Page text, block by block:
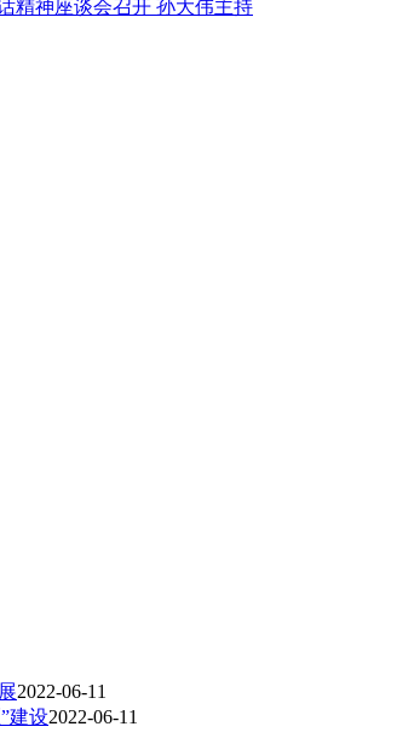
2022-06-11
建设2022-06-11